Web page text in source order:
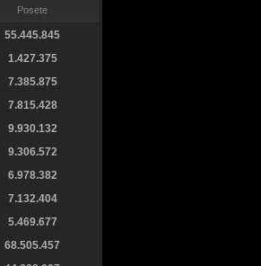
Posete
55.445.845
1.427.375
7.385.875
7.815.428
9.930.132
9.306.572
6.978.382
7.132.404
5.469.677
68.505.457